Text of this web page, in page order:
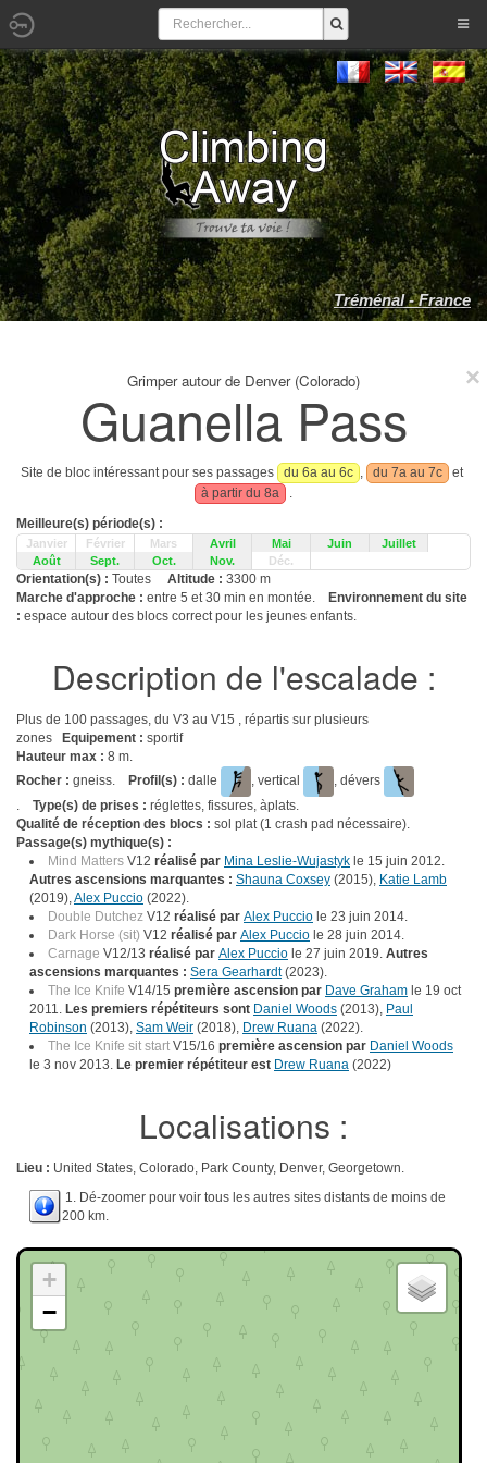
Tréménal - France
Grimper autour de Denver (Colorado)
Guanella Pass
Site de bloc intéressant pour ses passages du 6a au 6c , du 7a au 7c
et
à partir du 8a
.
Meilleure(s) période(s) :
Janvier Février Mars Avril Mai Juin
Juillet
Août
Sept. Oct. Nov. Déc.
Orientation(s) : Toutes Altitude : 3300 m
Marche d'approche : entre 5 et 30 min en montée.
Environnement du site
: espace autour des blocs correct pour les jeunes enfants.
Description de l'escalade :
Plus de 100 passages, du V3 au V15 , répartis sur plusieurs
zones
Equipement : sportif
Hauteur max : 8 m.
Rocher : gneiss. Profil(s) : dalle , vertical
, dévers
. Type(s) de prises : réglettes, fissures, àplats.
Qualité de réception des blocs : sol plat (1 crash pad nécessaire).
Passage(s) mythique(s) :
Mind Matters V12 réalisé par Mina Leslie-Wujastyk le 15 juin 2012.
Autres ascensions marquantes : Shauna Coxsey (2015), Katie Lamb
(2019),Alex Puccio (2022).
Double Dutchez V12 réalisé par Alex Puccio le 23 juin 2014.
Dark Horse (sit) V12 réalisé par Alex Puccio le 28 juin 2014.
Carnage V12/13 réalisé par Alex Puccio le 27 juin 2019. Autres
ascensions marquantes : Sera Gearhardt(2023).
The Ice Knife V14/15 première ascension par Dave Graham le 19 oct
2011. Les premiers répétiteurs sont Daniel Woods (2013), Paul
Robinson (2013), Sam Weir (2018), Drew Ruana (2022).
The Ice Knife sit start V15/16 première ascension par Daniel Woods
le 3 nov 2013. Le premier répétiteur est Drew Ruana (2022)
Localisations :
Lieu : United States, Colorado, Park County, Denver, Georgetown.
1. Dé-zoomer pour voir tous les autres sites distants de moins de
200 km.
+
−